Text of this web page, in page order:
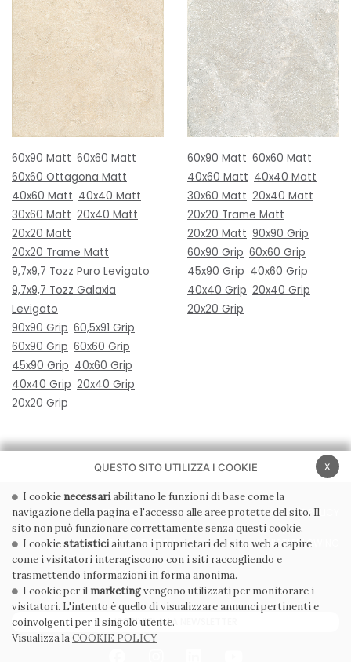
60x90 Matt 60x60 Matt
60x60 Ottagona Matt
40x60 Matt 40x40 Matt
30x60 Matt 20x40 Matt
20x20 Matt
20x20 Trame Matt
9,7x9,7 Tozz Puro Levigato
9,7x9,7 Tozz Galaxia
Levigato
90x90 Grip 60,5x91 Grip
60x90 Grip 60x60 Grip
45x90 Grip 40x60 Grip
40x40 Grip 20x40 Grip
20x20 Grip
60x90 Matt 60x60 Matt
40x60 Matt 40x40 Matt
30x60 Matt 20x40 Matt
20x20 Trame Matt
20x20 Matt 90x90 Grip
60x90 Grip 60x60 Grip
45x90 Grip 40x60 Grip
40x40 Grip 20x40 Grip
20x20 Grip
PRIVACY POLICY COOKIE POLICY
CONDIZIONI GENERALI WHISTLEBLOWING
CODICE ETICO
ISCRIVITI ALLA NEWSLETTER
x
QUESTO SITO UTILIZZA I COOKIE
I cookie necessariabilitano le funzioni di base come la
navigazione della pagina e l'accesso alle aree protette del sito. Il
sito non può funzionare correttamente senza questi cookie.
I cookiestatisticiaiutano i proprietari del sito web a capire
come i visitatori interagiscono con i siti raccogliendo e
trasmettendo informazioni in forma anonima.
I cookie per il marketingvengono utilizzati per monitorare i
visitatori. L'intento è quello di visualizzare annunci pertinenti e
coinvolgenti per il singolo utente.
Visualizza laCOOKIE POLICY